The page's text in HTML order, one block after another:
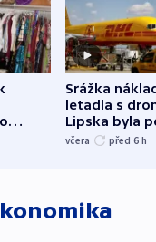
o
Srážka
letadla s
Lipska byla
německého
včera před 6 h